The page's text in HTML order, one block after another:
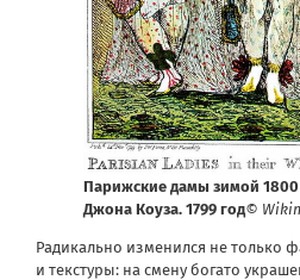
Парижские дамы зимой 1800
Джона Коуза. 1799 год©
Радикально изменился не только
и текстуры: на смену богато